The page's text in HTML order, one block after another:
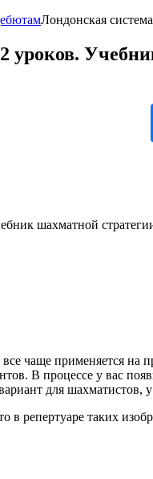
Лондонская
уроков.
все чаще применяется
В процессе у вас
для шахматистов,
в репертуаре таких